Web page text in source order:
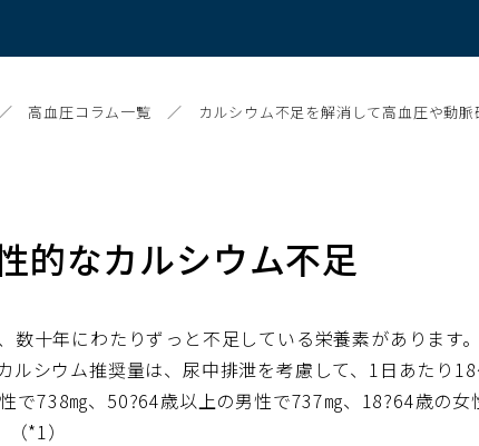
高血圧コラム一覧 カルシウム不足を解消して高血圧や動脈
的なカルシウム不足
数十年にわたりずっと不足している栄養素があります
ルシウム推奨量は、尿中排泄を考慮して、1日あたり
で738㎎、50?64歳以上の男性で737㎎、18?64歳の女
*1）